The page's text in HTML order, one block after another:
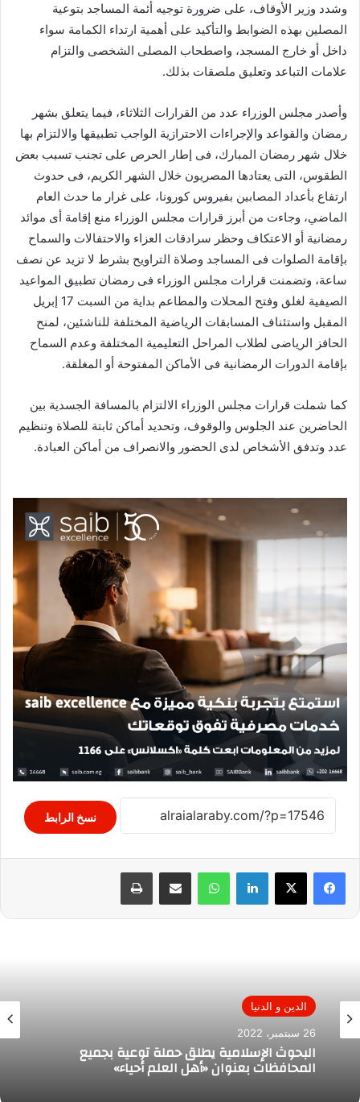
وشدد وزير الأوقاف، على ضرورة توجيه أئمة المساجد بتوعية
المصلين بهذه الضوابط والتأكيد على أهمية ارتداء الكمامة سواء
داخل أو خارج المسجد، واصطحاب المصلى الشخصى والتزام
علامات التباعد وتعليق ملصقات بذلك.
وأصدر مجلس الوزراء عدد من القرارات الثلاثاء، فيما يتعلق بشهر
رمضان والقواعد والإجراءات الاحترازية الواجب تطبيقها والالتزام بها
خلال شهر رمضان المبارك، فى إطار الحرص على تجنب تسبب بعض
الطقوس، التى يعتادها المصريون خلال الشهر الكريم، فى حدوث
ارتفاع بأعداد المصابين بفيروس كورونا، على غرار ما حدث العام
الماضي، وجاءت من أبرز قرارات مجلس الوزراء منع إقامة أى موائد
رمضانية أو الاعتكاف وحظر سرادقات العزاء والاحتفالات والسماح
بإقامة الصلوات فى المساجد وصلاة التراويح بشرط لا تزيد عن نصف
ساعة، وتضمنت قرارات مجلس الوزراء فى رمضان تطبيق المواعيد
الصيفية لغلق وفتح المحلات والمطاعم بداية من السبت 17 إبريل
المقبل واستئناف المسابقات الرياضية المختلفة للناشئين، لمنح
الحافز الرياضى لطلاب المراحل التعليمية المختلفة وعدم السماح
بإقامة الدورات الرمضانية فى الأماكن المفتوحة أو المغلقة.
كما شملت قرارات مجلس الوزراء الالتزام بالمسافة الجسدية بين
الحاضرين عند الجلوس والوقوف، وتحديد أماكن ثابتة للصلاة وتنظيم
عدد وتدفق الأشخاص لدى الحضور والانصراف من أماكن العبادة.
نسخ الرابط
لينكدإن واتساب مشاركة عبر البريد طباعة
الدين و الدنيا
26 سبتمبر، 2022
البحوث الإسلامية يطلق حملة توعية بجميع
المحافظات بعنوان «أهل العلم أحياء»